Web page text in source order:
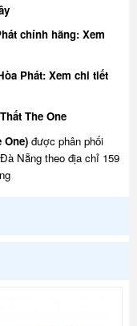
chính hãng: Xem
Phát: Xem chi tiết
The One
One)được phân phối
Nẵng theo địa chỉ 159